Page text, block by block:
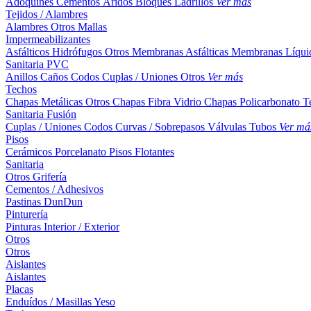
Tejidos / Alambres
Alambres Otros Mallas
Impermeabilizantes
Asfálticos Hidrófugos Otros Membranas Asfálticas Membranas
Sanitaria PVC
Anillos Caños Codos Cuplas / Uniones Otros Ver más
Techos
Chapas Metálicas Otros Chapas Fibra Vidrio Chapas Policarbonato
Sanitaria Fusión
Cuplas / Uniones Codos Curvas / Sobrepasos Válvulas Tubos Ver
Pisos
Cerámicos Porcelanato Pisos Flotantes
Sanitaria
Otros Grifería
Cementos / Adhesivos
Pastinas DunDun
Pinturería
Pinturas Interior / Exterior
Otros
Otros
Aislantes
Aislantes
Placas
Enduídos / MasillasYeso